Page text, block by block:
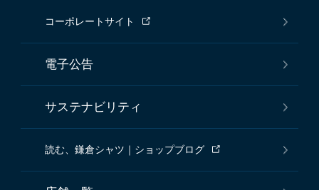
コーポレートサイト
電子公告
サステナビリティ
読む、鎌倉シャツ｜ショップブログ